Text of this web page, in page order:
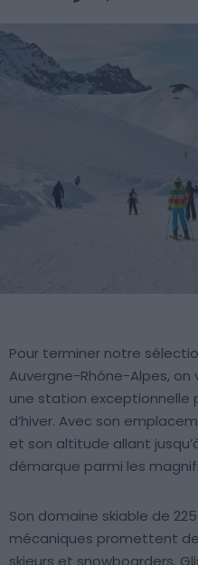
Pour terminer notre
Auvergne-Rhône-Alpes, on
une station exceptionnelle
d’hiver. Avec son
et son altitude allant
démarque parmi les
Son domaine skiable de
mécaniques promettent
skieurs et snowboarders.